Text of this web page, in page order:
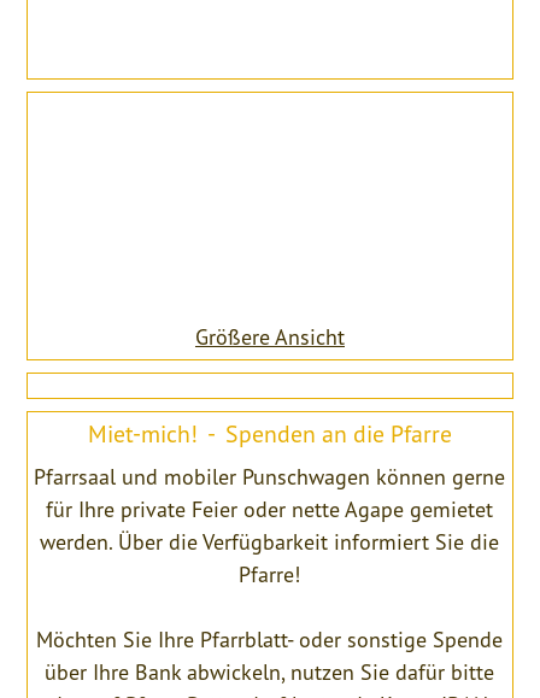
Größere Ansicht
Miet-mich! - Spenden an die Pfarre
Pfarrsaal und mobiler Punschwagen können gerne
für Ihre private Feier oder nette Agape gemietet
werden. Über die Verfügbarkeit informiert Sie die
Pfarre!
Möchten Sie Ihre Pfarrblatt- oder sonstige Spende
über Ihre Bank abwickeln, nutzen Sie dafür bitte